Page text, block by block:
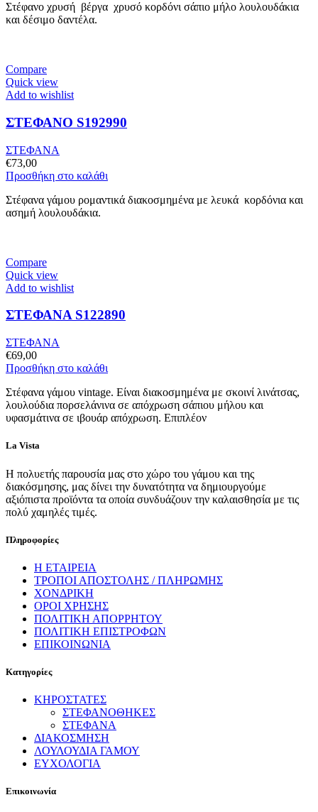
Στέφανο χρυσή βέργα χρυσό κορδόνι σάπιο μήλο λουλουδάκια
και δέσιμο δαντέλα.
Compare
Quick view
Add to wishlist
ΣΤΕΦΑΝΟ S192990
ΣΤΕΦΑΝΑ
€73,00
Προσθήκη στο καλάθι
Στέφανα γάμου ρομαντικά διακοσμημένα με λευκά κορδόνια και
ασημή λουλουδάκια.
Compare
Quick view
Add to wishlist
ΣΤΕΦΑΝΑ S122890
ΣΤΕΦΑΝΑ
€69,00
Προσθήκη στο καλάθι
Στέφανα γάμου vintage. Είναι διακοσμημένα με σκοινί λινάτσας,
λουλούδια πορσελάνινα σε απόχρωση σάπιου μήλου και
υφασμάτινα σε ιβουάρ απόχρωση. Επιπλέον
La Vista
Η πολυετής παρουσία μας στο χώρο του γάμου και της
διακόσμησης, μας δίνει την δυνατότητα να δημιουργούμε
αξιόπιστα προϊόντα τα οποία συνδυάζουν την καλαισθησία με τις
πολύ χαμηλές τιμές.
Πληροφορίες
Η ΕΤΑΙΡΕΙΑ
ΤΡΟΠΟΙ ΑΠΟΣΤΟΛΗΣ / ΠΛΗΡΩΜΗΣ
ΧΟΝΔΡΙΚΗ
ΟΡΟΙ ΧΡΗΣΗΣ
ΠΟΛΙΤΙΚΗ ΑΠΟΡΡΗΤΟΥ
ΠΟΛΙΤΙΚΗ ΕΠΙΣΤΡΟΦΩΝ
ΕΠΙΚΟΙΝΩΝΙΑ
Κατηγορίες
ΚΗΡΟΣΤΑΤΕΣ
ΣΤΕΦΑΝΟΘΗΚΕΣ
ΣΤΕΦΑΝΑ
ΔΙΑΚΟΣΜΗΣΗ
ΛΟΥΛΟΥΔΙΑ ΓΑΜΟΥ
ΕΥΧΟΛΟΓΙΑ
Επικοινωνία